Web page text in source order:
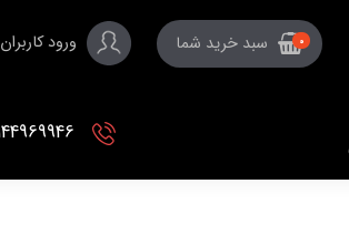
0 سبد خرید شما ورود کاربران